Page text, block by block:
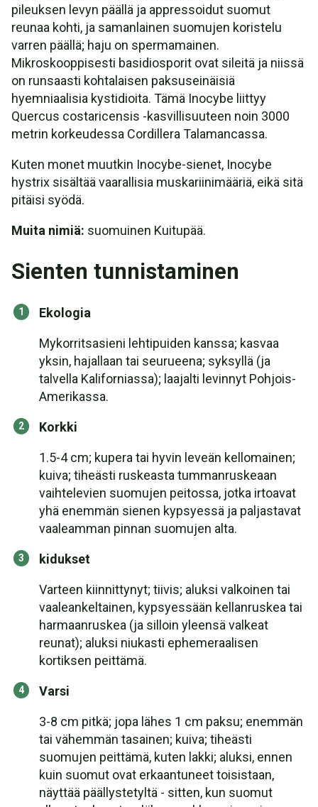
pileuksen levyn päällä ja appressoidut suomut
reunaa kohti, ja samanlainen suomujen koristelu
varren päällä; haju on spermamainen.
Mikroskooppisesti basidiosporit ovat sileitä ja niissä
on runsaasti kohtalaisen paksuseinäisiä
hyemniaalisia kystidioita. Tämä Inocybe liittyy
Quercus costaricensis -kasvillisuuteen noin 3000
metrin korkeudessa Cordillera Talamancassa.
Kuten monet muutkin Inocybe-sienet, Inocybe
hystrix sisältää vaarallisia muskariinimääriä, eikä sitä
pitäisi syödä.
Muita nimiä: suomuinen Kuitupää.
Sienten tunnistaminen
Ekologia
Mykorritsasieni lehtipuiden kanssa; kasvaa
yksin, hajallaan tai seurueena; syksyllä (ja
talvella Kaliforniassa); laajalti levinnyt Pohjois-
Amerikassa.
Korkki
1.5-4 cm; kupera tai hyvin leveän kellomainen;
kuiva; tiheästi ruskeasta tummanruskeaan
vaihtelevien suomujen peitossa, jotka irtoavat
yhä enemmän sienen kypsyessä ja paljastavat
vaaleamman pinnan suomujen alta.
kidukset
Varteen kiinnittynyt; tiivis; aluksi valkoinen tai
vaaleankeltainen, kypsyessään kellanruskea tai
harmaanruskea (ja silloin yleensä valkeat
reunat); aluksi niukasti ephemeraalisen
kortiksen peittämä.
Varsi
3-8 cm pitkä; jopa lähes 1 cm paksu; enemmän
tai vähemmän tasainen; kuiva; tiheästi
suomujen peittämä, kuten lakki; aluksi, ennen
kuin suomut ovat erkaantuneet toisistaan,
näyttää päällystetyltä - sitten, kun suomut